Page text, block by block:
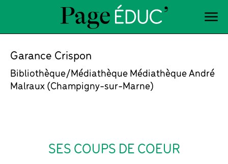
Garance Crispon
Bibliothèque/Médiathèque Médiathèque André
Malraux (Champigny-sur-Marne)
SES COUPS DE COEUR